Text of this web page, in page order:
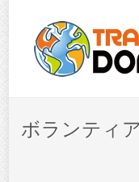
ボランティ